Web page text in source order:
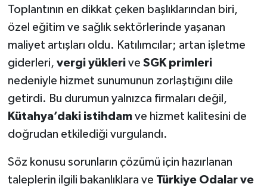
Toplantının en dikkat çeken başlıklarından biri,
özel eğitim ve sağlık sektörlerinde yaşanan
maliyet artışları oldu. Katılımcılar; artan işletme
giderleri, vergi yüklerive SGK primleri
nedeniyle hizmet sunumunun zorlaştığını dile
getirdi. Bu durumun yalnızca firmaları değil,
Kütahya’daki istihdamve hizmet kalitesini de
doğrudan etkilediği vurgulandı.
Söz konusu sorunların çözümü için hazırlanan
taleplerin ilgili bakanlıklara ve Türkiye Odalar ve